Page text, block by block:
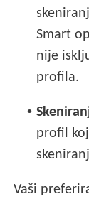
Smart
nije
profila.
•
profil
Vaši